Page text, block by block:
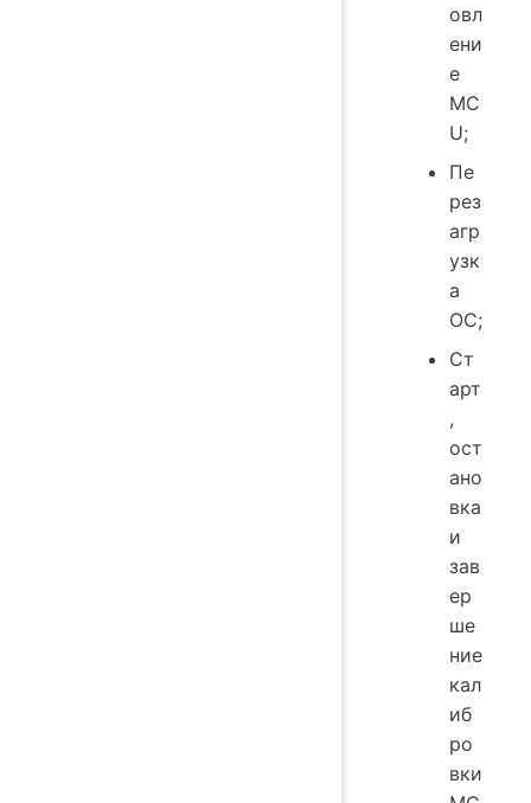
овл
ени
е
MC
U;
Пе
рез
агр
узк
а
ОС;
Ст
арт
,
ост
ано
вка
и
зав
ер
ше
ние
кал
иб
ро
вки